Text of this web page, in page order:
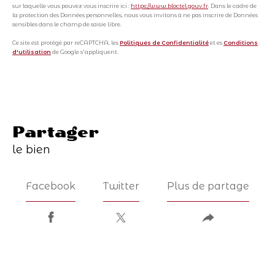
sur laquelle vous pouvez vous inscrire ici : https://www.bloctel.gouv.fr . Dans le cadre de
la protection des Données personnelles, nous vous invitons à ne pas inscrire de Données
sensibles dans le champ de saisie libre.
Ce site est protégé par reCAPTCHA, lesPolitiques de Confidentialitéet es Conditions
d'utilisation de Google s'appliquent.
partager
le bien
Facebook Twitter Plus de partage